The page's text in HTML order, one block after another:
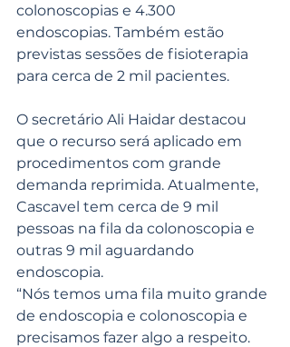
colonoscopias e 4.300
endoscopias. Também estão
previstas sessões de fisioterapia
para cerca de 2 mil pacientes.
O secretário Ali Haidar destacou
que o recurso será aplicado em
procedimentos com grande
demanda reprimida. Atualmente,
Cascavel tem cerca de 9 mil
pessoas na fila da colonoscopia e
outras 9 mil aguardando
endoscopia.
“Nós temos uma fila muito grande
de endoscopia e colonoscopia e
precisamos fazer algo a respeito.